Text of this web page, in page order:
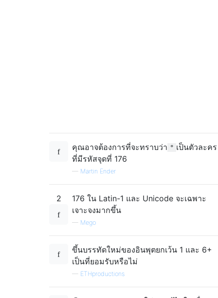
คุณอาจต้องการที่จะทราบว่า ° เป็นตัวละคร
ที่มีรหัสจุดที่ 176
— Martin Ender
2
176 ใน Latin-1 และ Unicode จะเฉพาะ
เจาะจงมากขึ้น
— Mego
ขึ้นบรรทัดใหม่ของอินพุตยกเว้น 1 และ 6+
เป็นที่ยอมรับหรือไม่
— ETHproductions